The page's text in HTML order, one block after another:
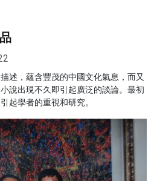
述，蘊含豐茂的中國文化氣息，而又
說出現不久即引起廣泛的談論。最初
起學者的重視和研究。